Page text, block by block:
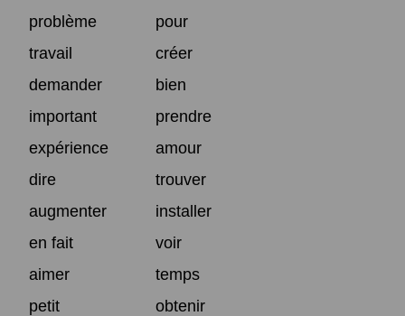
problème
pour
travail
créer
demander
bien
important
prendre
expérience
amour
dire
trouver
augmenter
installer
en fait
voir
aimer
temps
petit
obtenir